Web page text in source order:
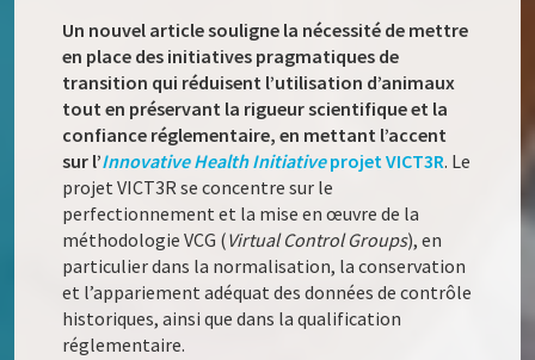
Un nouvel article souligne la nécessité de mettre
en place des initiatives pragmatiques de
transition qui réduisent l’utilisation d’animaux
tout en préservant la rigueur scientifique et la
confiance réglementaire, en mettant l’accent
sur l’Innovative Health Initiativeprojet VICT3R. Le
projet VICT3R se concentre sur le
perfectionnement et la mise en œuvre de la
méthodologie VCG (Virtual Control Groups), en
particulier dans la normalisation, la conservation
et l’appariement adéquat des données de contrôle
historiques, ainsi que dans la qualification
réglementaire.